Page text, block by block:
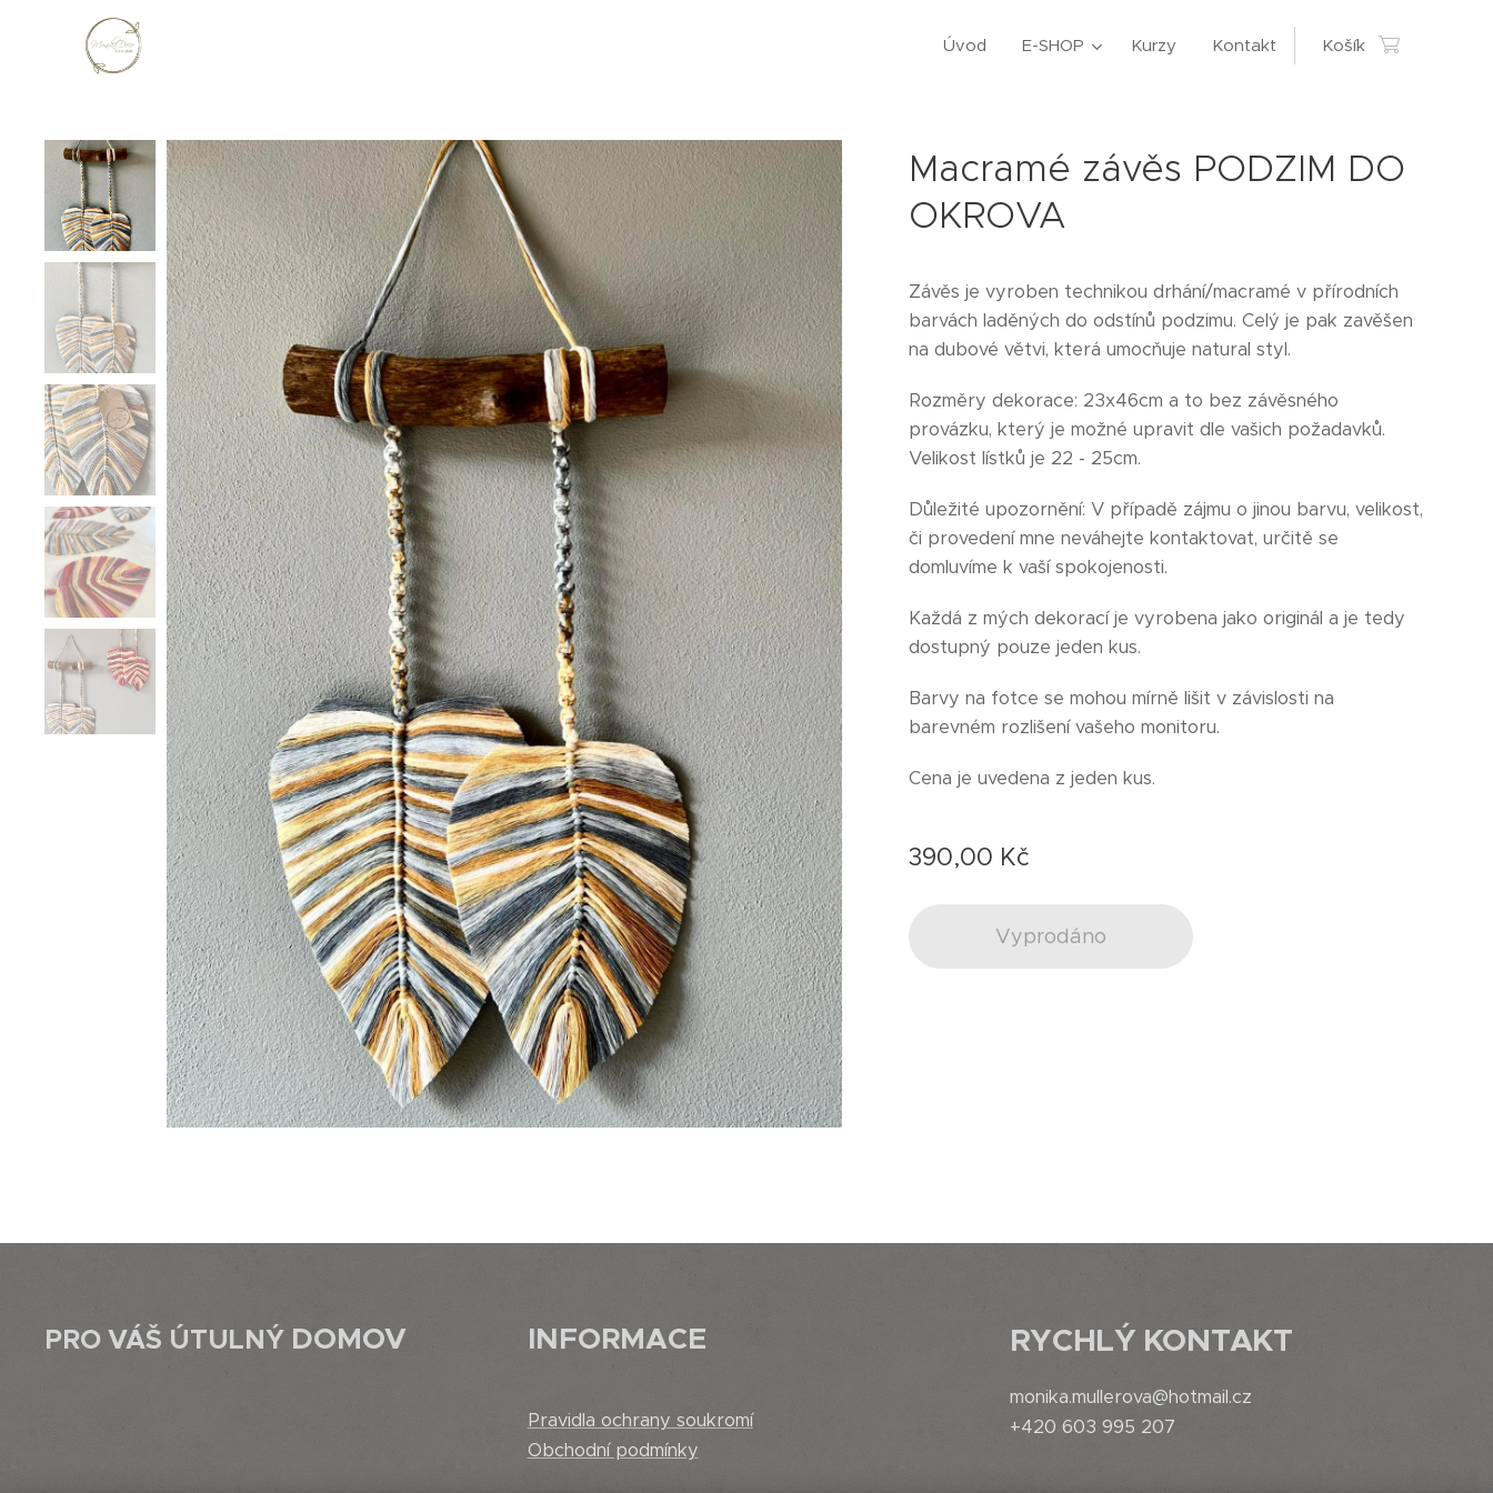
Úvod E-SHOP Kurzy Kontakt Košík
Macramé závěs PODZIM DO
OKROVA
Závěs je vyroben technikou drhání/macramé v přírodních
barvách laděných do odstínů podzimu. Celý je pak zavěšen
na dubové větvi, která umocňuje natural styl.
Rozměry dekorace: 23x46cm a to bez závěsného
provázku, který je možné upravit dle vašich požadavků.
Velikost lístků je 22 - 25cm.
Důležité upozornění: V případě zájmu o jinou barvu, velikost,
či provedení mne neváhejte kontaktovat, určitě se
domluvíme k vaší spokojenosti.
Každá z mých dekorací je vyrobena jako originál a je tedy
dostupný pouze jeden kus.
Barvy na fotce se mohou mírně lišit v závislosti na
barevném rozlišení vašeho monitoru.
Cena je uvedena z jeden kus.
390,00 Kč
Vyprodáno
PRO VÁŠ ÚTULNÝ DOMOV INFORMACE
Pravidla ochrany soukromí
Obchodní podmínky
RYCHLÝ KONTAKT
monika.mullerova@hotmail.cz
+420 603 995 207